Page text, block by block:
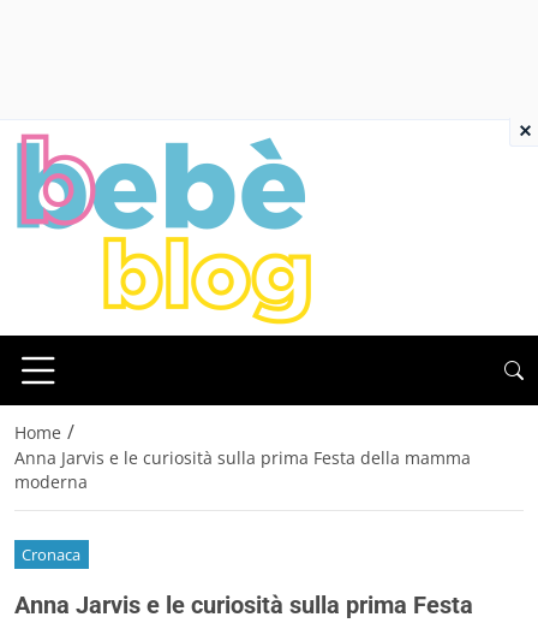
Home /
Anna Jarvis e le curiosità sulla prima Festa della mamma
moderna
Cronaca
Anna Jarvis e le curiosità sulla prima Festa
×